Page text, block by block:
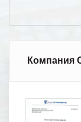
Компания